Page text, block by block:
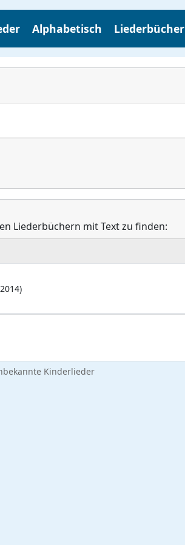
Alphabetisch Liederbücher
Liederbüchern mit Text zu finden:
Kinderlieder